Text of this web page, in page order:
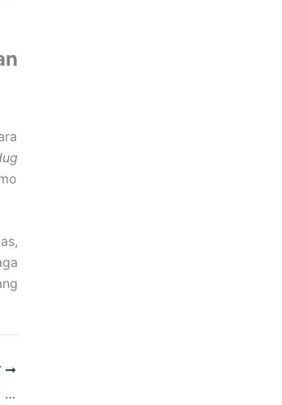
Franchise Otomotif Indonesia Cocok untuk Bisnis Jangka Panjang